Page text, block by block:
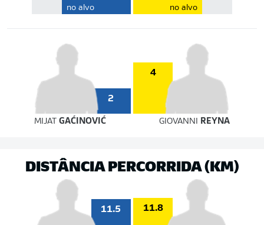
no alvo no alvo
2
4
MIJAT GAĆINOVIĆ GIOVANNI REYNA
DISTÂNCIA PERCORRIDA (KM)
11.5 11.8